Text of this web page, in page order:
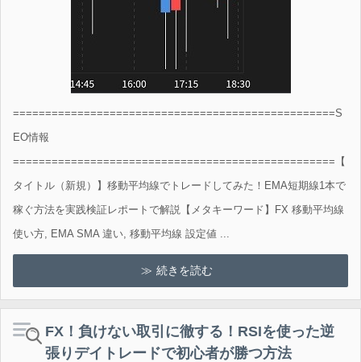
==================================================S
EO情報
==================================================【
タイトル（新規）】移動平均線でトレードしてみた！EMA短期線1本で
稼ぐ方法を実践検証レポートで解説【メタキーワード】FX 移動平均線
使い方, EMA SMA 違い, 移動平均線 設定値 ...
続きを読む
FX！負けない取引に徹する！RSIを使った逆
張りデイトレードで初心者が勝つ方法